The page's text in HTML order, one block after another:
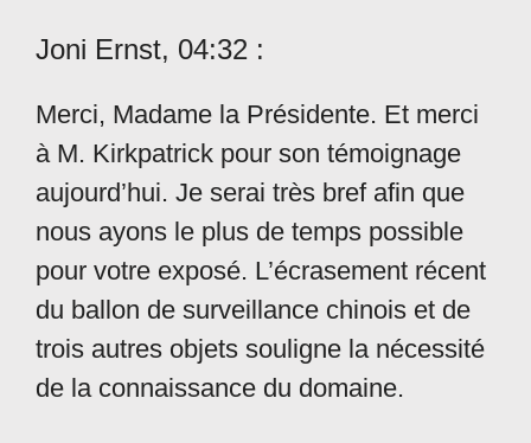
Joni Ernst, 04:32 :
Merci, Madame la Présidente. Et merci
à M. Kirkpatrick pour son témoignage
aujourd’hui. Je serai très bref afin que
nous ayons le plus de temps possible
pour votre exposé. L’écrasement récent
du ballon de surveillance chinois et de
trois autres objets souligne la nécessité
de la connaissance du domaine.